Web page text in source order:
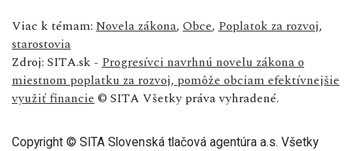
Viac k témam: Novela zákona, Obce, Poplatok za rozvoj,
starostovia
Zdroj: SITA.sk - Progresívci navrhnú novelu zákona o
miestnom poplatku za rozvoj, pomôže obciam efektívnejšie
využiť financie© SITA Všetky práva vyhradené.
Copyright © SITA Slovenská tlačová agentúra a.s. Všetky